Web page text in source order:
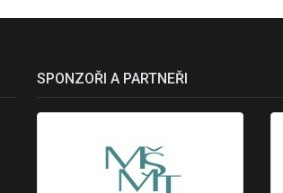
SPONZOŘI A PARTNEŘI